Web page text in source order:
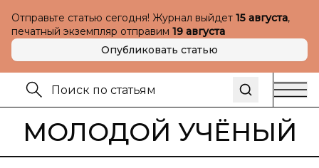
Отправьте статью сегодня! Журнал выйдет 15 августа,
печатный экземпляр отправим 19 августа
Опубликовать статью
МОЛОДОЙ УЧЁНЫЙ